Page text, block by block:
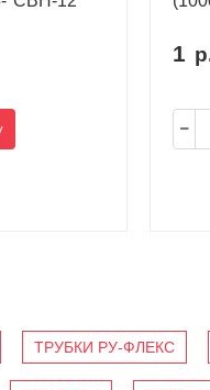
1
ТРУБКИ РУ-ФЛЕКС